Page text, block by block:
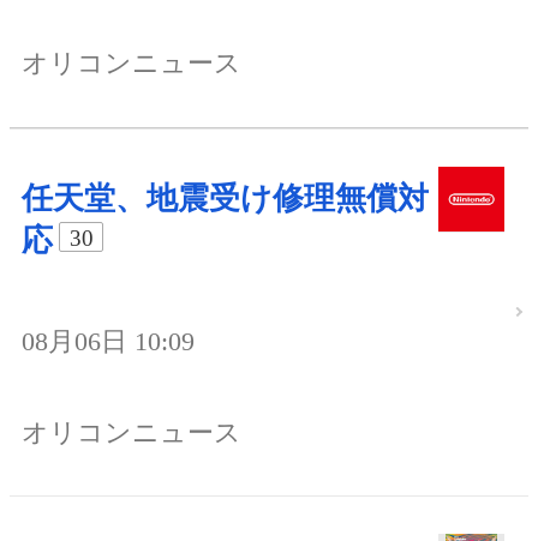
オリコンニュース
任天堂、地震受け修理無償対
応
30
08月06日 10:09
オリコンニュース